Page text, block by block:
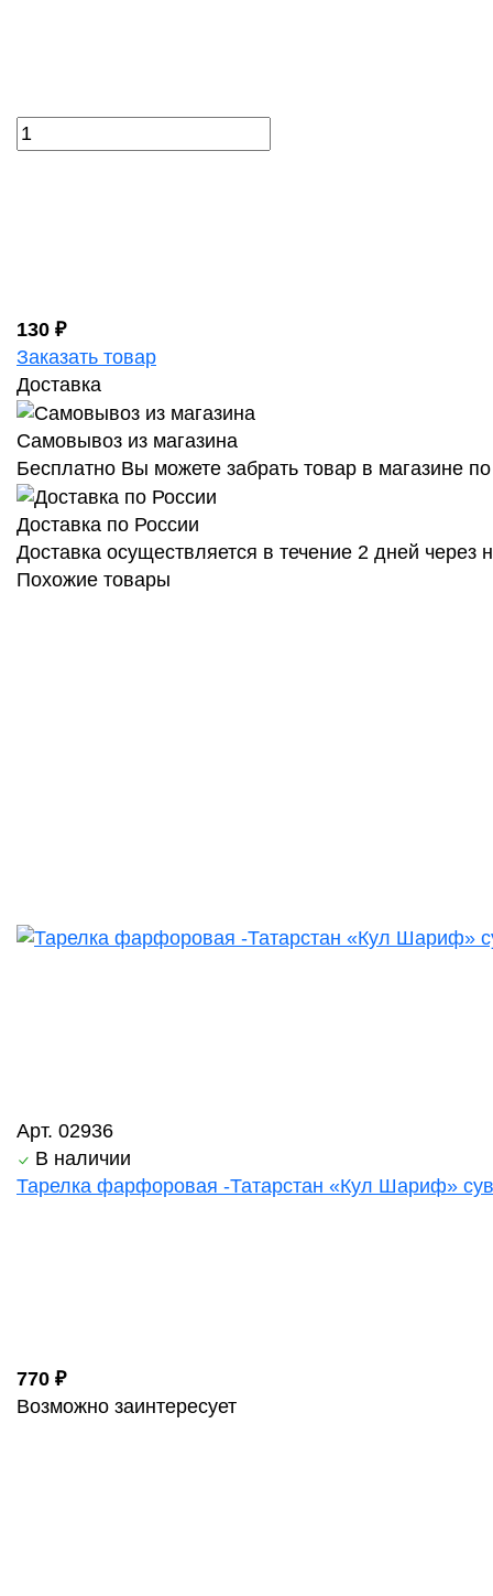
130 ₽
Заказать товар
Доставка
Самовывоз из магазина
Бесплатно Вы можете забрать товар в магазине
Доставка по России
Доставка осуществляется в течение 2 дней
Похожие товары
Арт. 02936
В наличии
Тарелка фарфоровая -Татарстан «Кул Шариф»
770 ₽
Возможно заинтересует